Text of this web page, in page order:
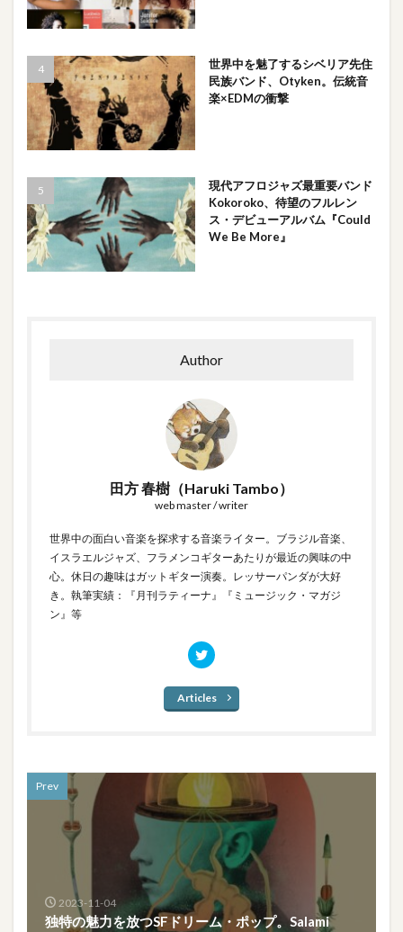
世界中を魅了するシベリア先住
民族バンド、Otyken。伝統音
楽×EDMの衝撃
現代アフロジャズ最重要バンド
Kokoroko、待望のフルレン
ス・デビューアルバム『Could
We Be More』
Author
田方 春樹（Haruki Tambo）
web master / writer
世界中の面白い音楽を探求する音楽ライター。ブラジル音楽、
イスラエルジャズ、フラメンコギターあたりが最近の興味の中
心。休日の趣味はガットギター演奏。レッサーパンダが大好
き。執筆実績：『月刊ラティーナ』『ミュージック・マガジ
ン』等
Articles
Prev
2023-11-04
独特の魅力を放つSFドリーム・ポップ。Salami